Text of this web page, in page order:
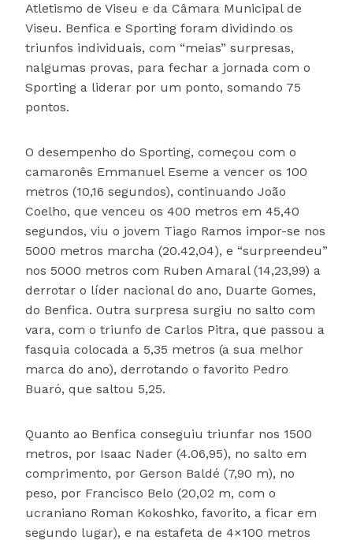
Atletismo de Viseu e da Câmara Municipal de
Viseu. Benfica e Sporting foram dividindo os
triunfos individuais, com “meias” surpresas,
nalgumas provas, para fechar a jornada com o
Sporting a liderar por um ponto, somando 75
pontos.
O desempenho do Sporting, começou com o
camaronês Emmanuel Eseme a vencer os 100
metros (10,16 segundos), continuando João
Coelho, que venceu os 400 metros em 45,40
segundos, viu o jovem Tiago Ramos impor-se nos
5000 metros marcha (20.42,04), e “surpreendeu”
nos 5000 metros com Ruben Amaral (14,23,99) a
derrotar o líder nacional do ano, Duarte Gomes,
do Benfica. Outra surpresa surgiu no salto com
vara, com o triunfo de Carlos Pitra, que passou a
fasquia colocada a 5,35 metros (a sua melhor
marca do ano), derrotando o favorito Pedro
Buaró, que saltou 5,25.
Quanto ao Benfica conseguiu triunfar nos 1500
metros, por Isaac Nader (4.06,95), no salto em
comprimento, por Gerson Baldé (7,90 m), no
peso, por Francisco Belo (20,02 m, com o
ucraniano Roman Kokoshko, favorito, a ficar em
segundo lugar), e na estafeta de 4×100 metros